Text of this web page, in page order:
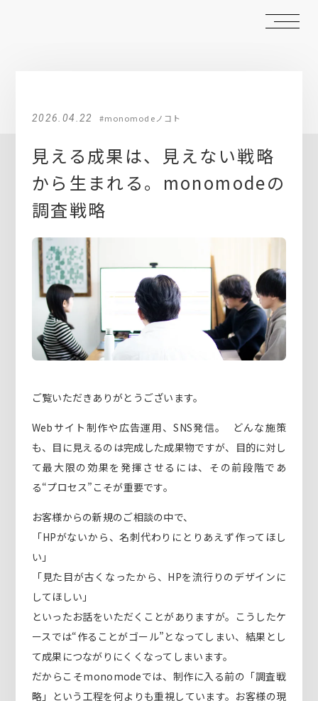
2026.04.22 #monomodeノコト
見える成果は、見えない戦略
から生まれる。monomodeの
調査戦略
ご覧いただきありがとうございます。
Webサイト制作や広告運用、SNS発信。 どんな施策
も、目に見えるのは完成した成果物ですが、目的に対し
て最大限の効果を発揮させるには、その前段階であ
る“プロセス”こそが重要です。
お客様からの新規のご相談の中で、
「HPがないから、名刺代わりにとりあえず作ってほし
い」
「見た目が古くなったから、HPを流行りのデザインに
してほしい」
といったお話をいただくことがありますが。こうしたケ
ースでは“作ることがゴール”となってしまい、結果とし
て成果につながりにくくなってしまいます。
だからこそmonomodeでは、制作に入る前の「調査戦
略」という工程を何よりも重視しています。お客様の現